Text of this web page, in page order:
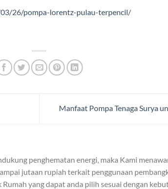
26/pompa-lorentz-pulau-terpencil/
Manfaat Pompa Tenaga Surya
penghematan energi, maka Kami
jutaan rupiah terkait penggunaan
yang dapat anda pilih sesuai dengan